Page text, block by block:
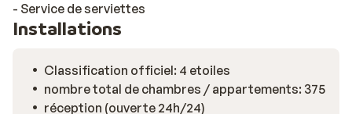
- Service de serviettes
Installations
Classification officiel: 4 etoiles
nombre total de chambres / appartements: 375
réception (ouverte 24h/24)